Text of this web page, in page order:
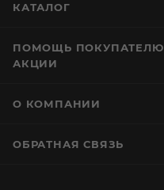
КАТАЛОГ
ПОМОЩЬ ПОКУПАТЕЛЮ
АКЦИИ
О КОМПАНИИ
ОБРАТНАЯ СВЯЗЬ